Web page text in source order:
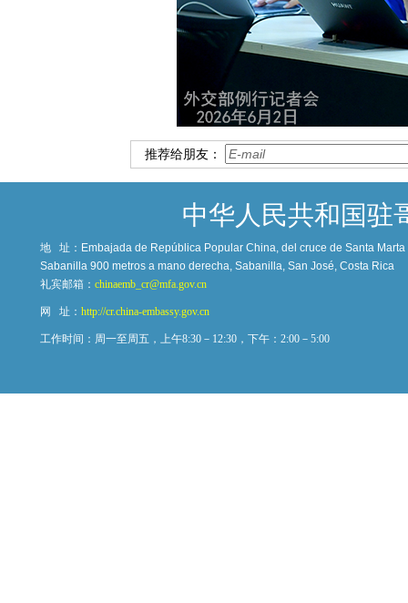
推荐给朋友：
中华人民共和国驻
地 址： Embajada de República Popular China, del cruce de Santa
Sabanilla 900 metros a mano derecha, Sabanilla, San José, Costa Rica
礼宾邮箱： chinaemb_cr@mfa.gov.cn
网 址： http://cr.china-embassy.gov.cn
工作时间：周一至周五，上午8:30－12:30，下午：2:00－5:00